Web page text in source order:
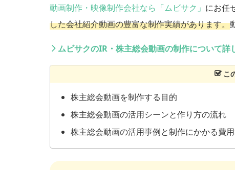
動画制作・映像制作会社なら「ムビサク」 にお任
した会社紹介動画の豊富な制作実績があります。
ムビサクのIR・株主総会動画の制作について詳
株主総会動画を制作する目的
株主総会動画の活用シーンと作り方の流れ
株主総会動画の活用事例と制作にかかる費